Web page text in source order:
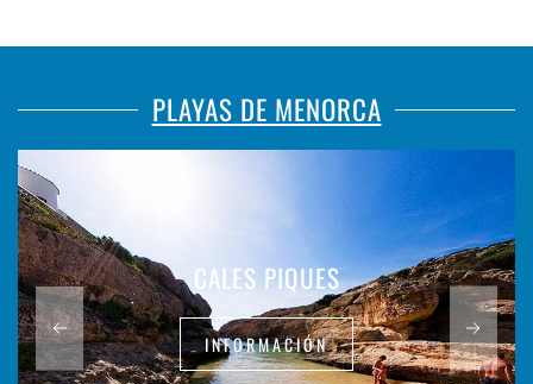
PLAYAS DE MENORCA
CALES PIQUES
INFORMACIÓN